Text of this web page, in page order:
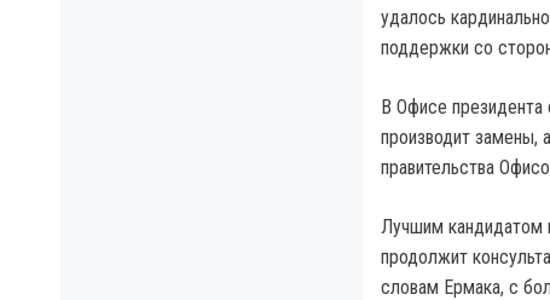
удалось
поддержки со
В Офисе президента
производит замены,
правительства
Лучшим кандидатом
продолжит
словам Ермака, с